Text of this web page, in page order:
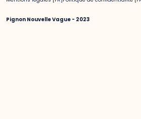
Pignon Nouvelle Vague - 2023